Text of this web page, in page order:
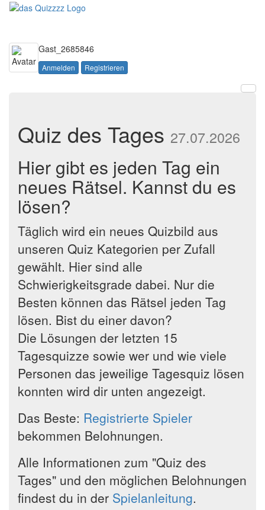
Gast_2685846
Anmelden Registrieren
Quiz des Tages 27.07.2026
Hier gibt es jeden Tag ein
neues Rätsel. Kannst du es
lösen?
Täglich wird ein neues Quizbild aus
unseren Quiz Kategorien per Zufall
gewählt. Hier sind alle
Schwierigkeitsgrade dabei. Nur die
Besten können das Rätsel jeden Tag
lösen. Bist du einer davon?
Die Lösungen der letzten 15
Tagesquizze sowie wer und wie viele
Personen das jeweilige Tagesquiz lösen
konnten wird dir unten angezeigt.
Das Beste: Registrierte Spieler
bekommen Belohnungen.
Alle Informationen zum "Quiz des
Tages" und den möglichen Belohnungen
findest du in der Spielanleitung.